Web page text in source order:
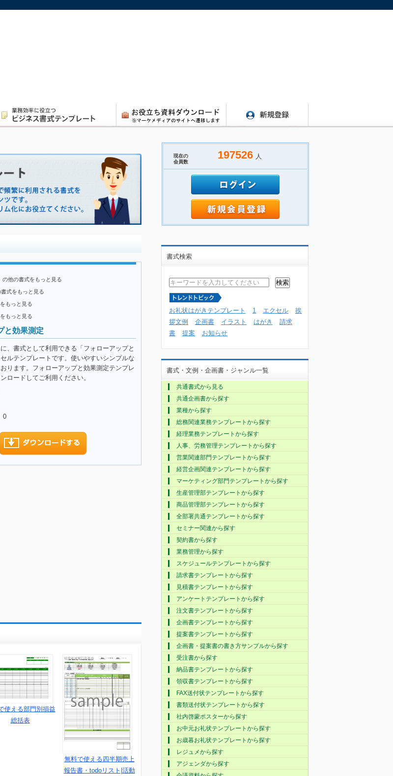
の他の書式をもっと見る
式をもっと見る
もっと見る
もっと見る
と効果測定
、書式として利用できる「フォローアップと
ルテンプレートです。使いやすいシンプルな
ります。フォローアップと効果測定テンプレ
ロードしてご利用ください。
0
使える部門別損益
総括表
無料で使える四半期売上
報告書・todoリスト|活動
現在の
会員数
197526 人
書式検索
お礼状はがきテンプレート 1 エクセル
挨
拶文例
企画書 イラスト はがき
請求
書
提案 お知らせ
書式・文例・企画書・ジャンル一覧
共通書式から見る
共通企画書から探す
業種から探す
総務関連業務テンプレートから探す
経理業務テンプレートから探す
人事、労務管理テンプレートから探す
営業関連部門テンプレートから探す
経営企画関連テンプレートから探す
マーケティング部門テンプレートから探す
生産管理部テンプレートから探す
商品管理部テンプレートから探す
全部署共通テンプレートから探す
セミナー関連から探す
契約書から探す
業務管理から探す
スケジュールテンプレートから探す
請求書テンプレートから探す
見積書テンプレートから探す
アンケートテンプレートから探す
注文書テンプレートから探す
企画書テンプレートから探す
提案書テンプレートから探す
企画書・提案書の書き方サンプルから探す
受注書から探す
納品書テンプレートから探す
領収書テンプレートから探す
FAX送付状テンプレートから探す
書類送付状テンプレートから探す
社内啓蒙ポスターから探す
お中元お礼状テンプレートから探す
お歳暮お礼状テンプレートから探す
レジュメから探す
アジェンダから探す